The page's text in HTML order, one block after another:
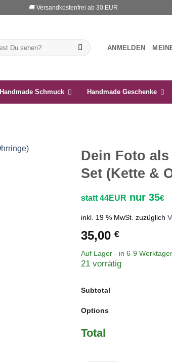
🚚 Versandkostenfrei ab 30 EUR
ANMELDEN
Handmade Schmuck Handmade Geschenke
Dein Foto
Set (Kette &
statt 44EUR nur 35€
inkl. 19 % MwSt. zuzüglich
35,00 €
Auf Lager - in 6-9
21 vorrätig
Subtotal
Options
Total